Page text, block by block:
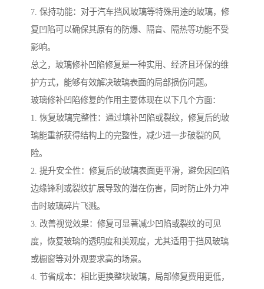
7. 保持功能：对于汽车挡风玻璃等特殊用途的玻璃，修
复凹陷可以确保其原有的防爆、隔音、隔热等功能不受
影响。
总之，玻璃修补凹陷修复是一种实用、经济且环保的维
护方式，能够有效解决玻璃表面的局部损伤问题。
玻璃修补凹陷修复的作用主要体现在以下几个方面：
1. 恢复玻璃完整性：通过填补凹陷或裂纹，修复后的玻
璃能重新获得结构上的完整性，减少进一步破裂的风
险。
2. 提升安全性：修复后的玻璃表面更平滑，避免因凹陷
边缘锋利或裂纹扩展导致的潜在伤害，同时防止外力冲
击时玻璃碎片飞溅。
3. 改善视觉效果：修复可显著减少凹陷或裂纹的可见
度，恢复玻璃的透明度和美观度，尤其适用于挡风玻璃
或橱窗等对外观要求高的场景。
4. 节省成本：相比更换整块玻璃，局部修复费用更低，